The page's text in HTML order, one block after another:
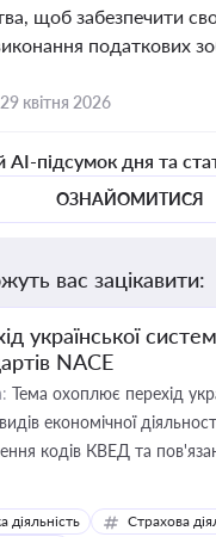
щоб забезпечити
податкових
29 квітня 2026
AI-підсумок дня та
ОЗНАЙОМИТИСЯ
вас зацікавити:
української
NACE
Тема охоплює перехід
економічної
кодів КВЕД та
діяльність
Страхова